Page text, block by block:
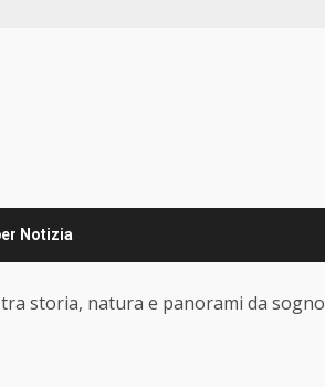
Notizia
storia, natura e panorami da sogno